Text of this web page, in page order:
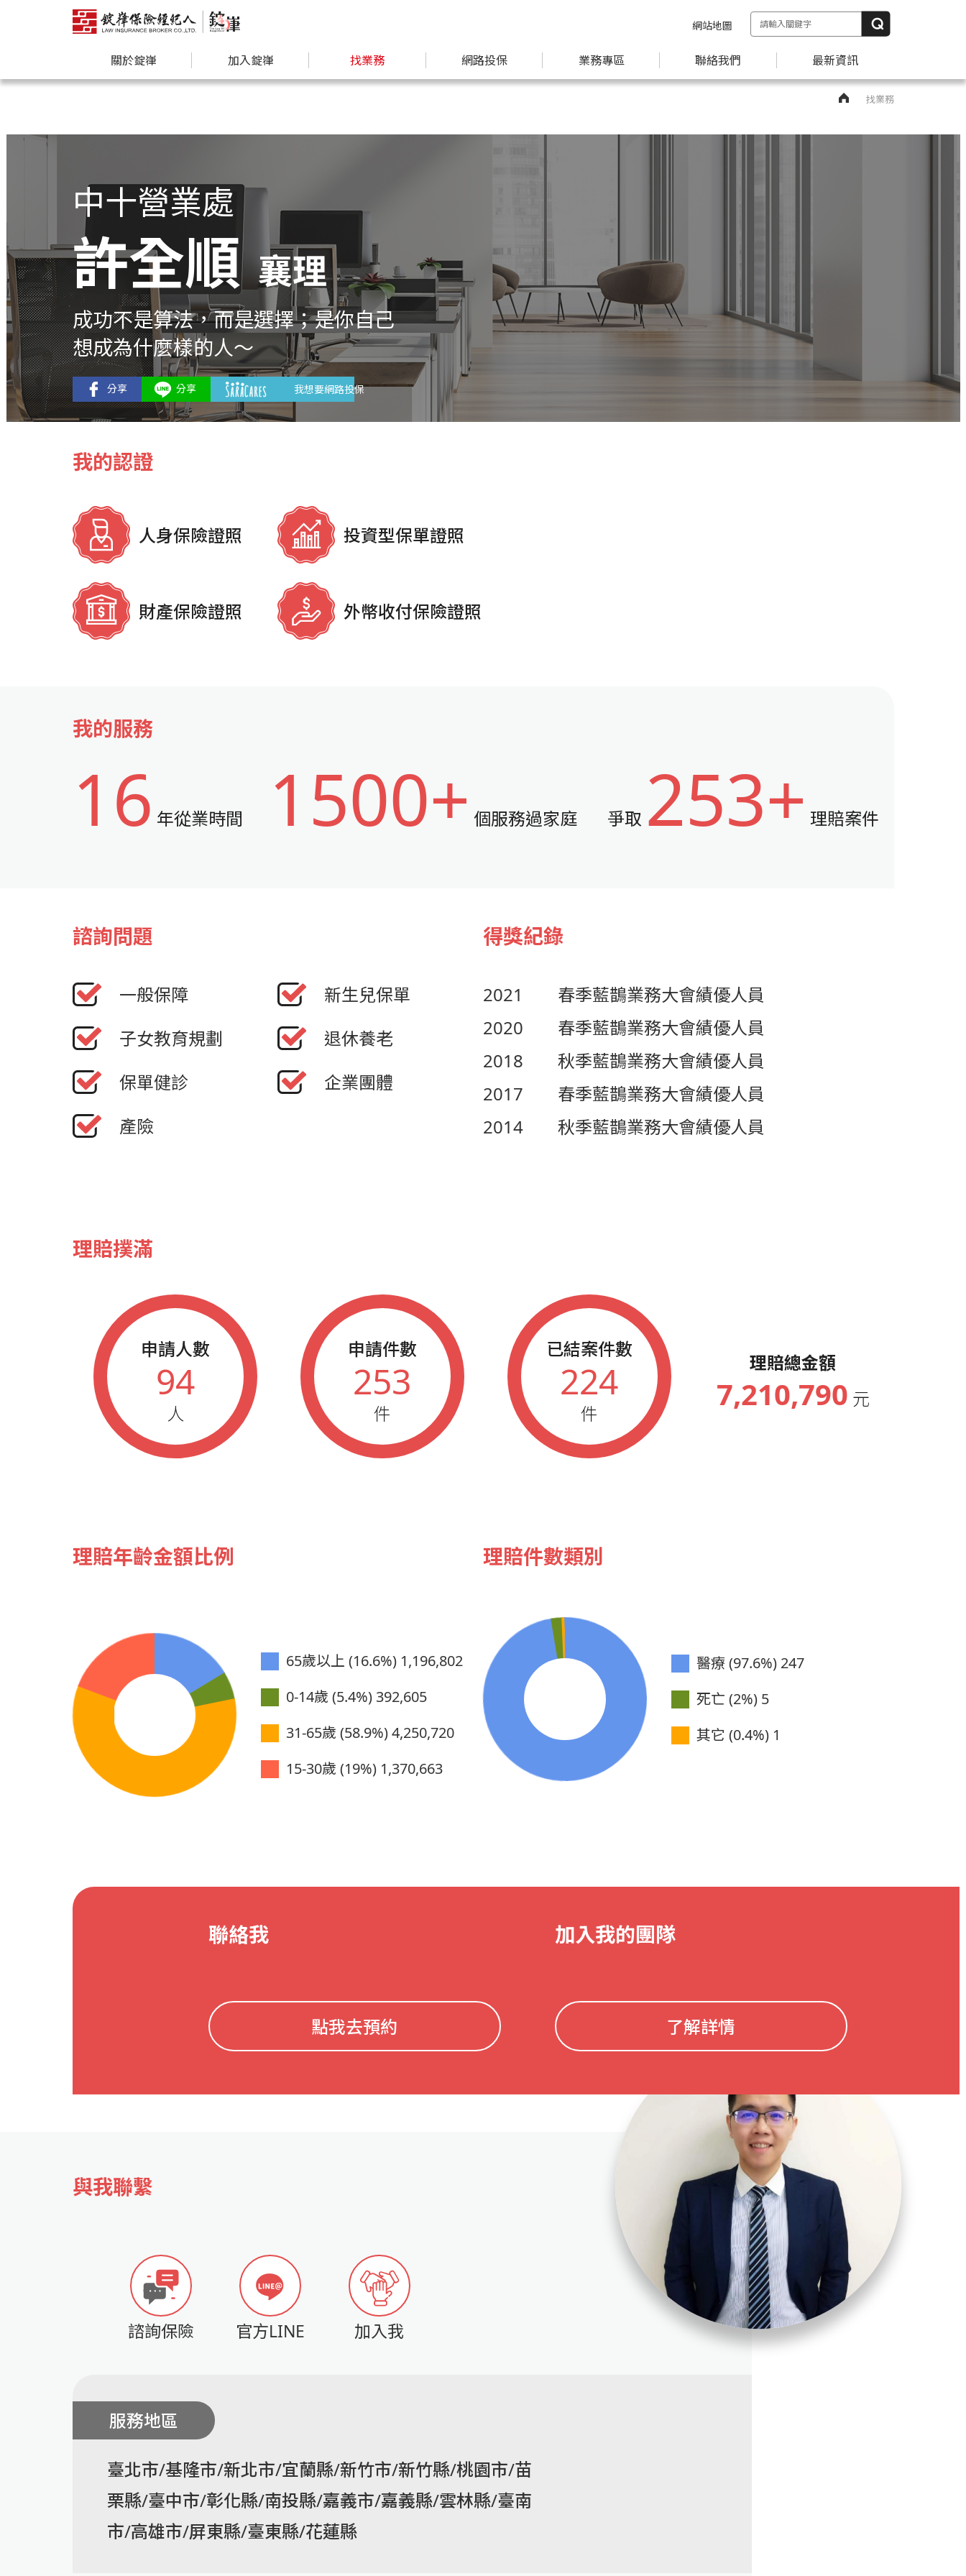
網站地圖
關於錠嵂 加入錠嵂 找業務 網路投保 業務專區 聯絡我們 最新資訊
找業務
中十營業處
許全順 襄理
成功不是算法，而是選擇；是你自己
想成為什麼樣的人～
我想要網路投保
我的認證
人身保險證照 投資型保單證照
財產保險證照 外幣收付保險證照
我的服務
16 年從業時間 1500+ 個服務過家庭 爭取 253+ 理賠案件
諮詢問題
一般保障
新生兒保單
子女教育規劃
退休養老
保單健診
企業團體
產險
得獎紀錄
2021
春季藍鵲業務大會績優人員
2020
春季藍鵲業務大會績優人員
2018
秋季藍鵲業務大會績優人員
2017
春季藍鵲業務大會績優人員
2014
秋季藍鵲業務大會績優人員
理賠撲滿
申請人數
94
人
申請件數
253
件
已結案件數
224
件
理賠總金額
7,210,790 元
理賠年齡金額比例
65歲以上 (16.6%) 1,196,802
0-14歲 (5.4%) 392,605
31-65歲 (58.9%) 4,250,720
15-30歲 (19%) 1,370,663
理賠件數類別
醫療 (97.6%) 247
死亡 (2%) 5
其它 (0.4%) 1
聯絡我
點我去預約
加入我的團隊
了解詳情
與我聯繫
諮詢保險 官方LINE 加入我
服務地區
臺北市/基隆市/新北市/宜蘭縣/新竹市/新竹縣/桃園市/苗
栗縣/臺中市/彰化縣/南投縣/嘉義市/嘉義縣/雲林縣/臺南
市/高雄市/屏東縣/臺東縣/花蓮縣